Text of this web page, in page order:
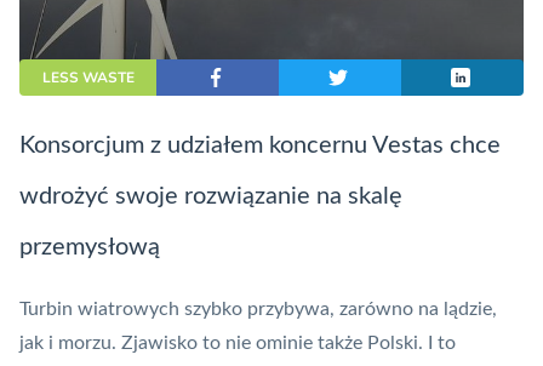
LESS WASTE
Konsorcjum z udziałem koncernu Vestas chce
wdrożyć swoje rozwiązanie na skalę
przemysłową
Turbin wiatrowych szybko przybywa, zarówno na lądzie,
jak i morzu. Zjawisko to nie ominie także Polski. I to